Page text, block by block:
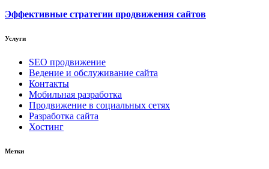
Эффективные стратегии продвижения сайтов
Услуги
SEO продвижение
Ведение и обслуживание сайта
Контакты
Мобильная разработка
Продвижение в социальных сетях
Разработка сайта
Хостинг
Метки